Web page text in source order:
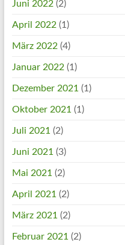
Juni 2022(2)
April 2022(1)
März 2022(4)
Januar 2022(1)
Dezember 2021 (1)
Oktober 2021 (1)
Juli 2021 (2)
Juni 2021 (3)
Mai 2021 (2)
April 2021 (2)
März 2021 (2)
Februar 2021 (2)